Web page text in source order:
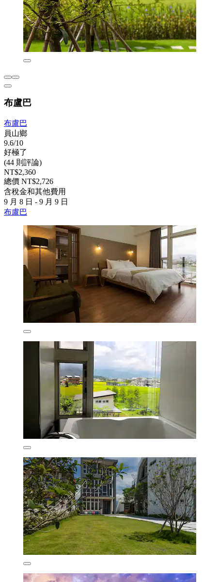
布盧巴
布盧巴
員山鄉
9.6/10
好極了
(44 則評論)
NT$2,360
總價 NT$2,726
含稅金和其他費用
9 月 8 日 - 9 月 9 日
布盧巴